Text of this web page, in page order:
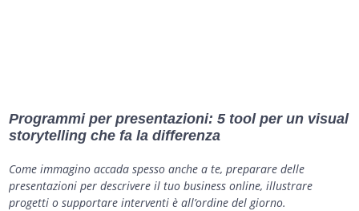
Programmi per presentazioni: 5 tool per un visual
storytelling che fa la differenza
Come immagino accada spesso anche a te, preparare delle
presentazioni per descrivere il tuo business online, illustrare
progetti o supportare interventi è all’ordine del giorno.